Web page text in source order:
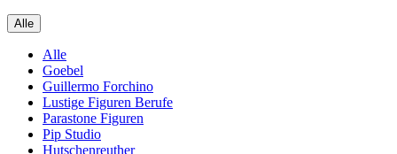
Alle
Alle
Goebel
Guillermo Forchino
Lustige Figuren Berufe
Parastone Figuren
Pip Studio
Hutschenreuther